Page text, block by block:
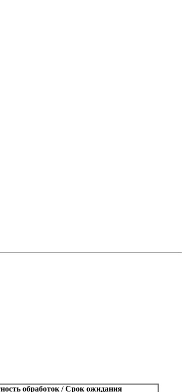
обработок / Срок ожидания